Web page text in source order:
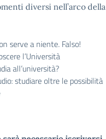
diversi nell’arco della
serve a niente. Falso!
l’Università
all’università?
studiare oltre le possibilità